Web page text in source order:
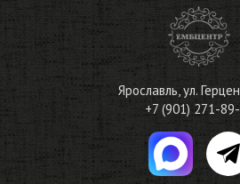
Ярославль,ул.
+7 (901) 271-